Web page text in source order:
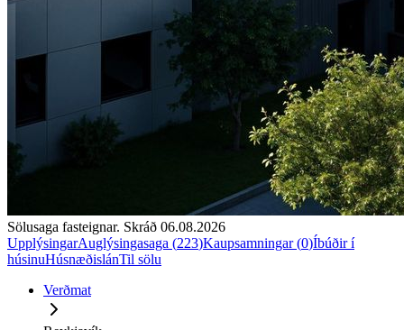
Sölusaga fasteignar. Skráð 06.08.2026
UpplýsingarAuglýsingasaga (223)Kaupsamningar (0)Íbúðir í
húsinuHúsnæðislánTil sölu
Verðmat